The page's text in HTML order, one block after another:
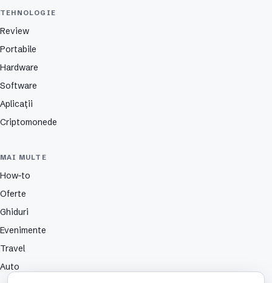
TEHNOLOGIE
Review
Portabile
Hardware
Software
Aplicații
Criptomonede
MAI MULTE
How-to
Oferte
Ghiduri
Evenimente
Travel
Auto